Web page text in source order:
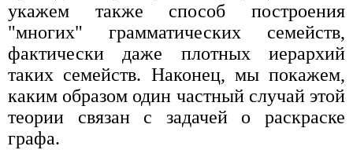
укажем также способ построения
"многих" грамматических семейств,
фактически даже плотных иерархий
таких семейств. Наконец, мы покажем,
каким образом один частный случай этой
теории связан с задачей о раскраске
графа.